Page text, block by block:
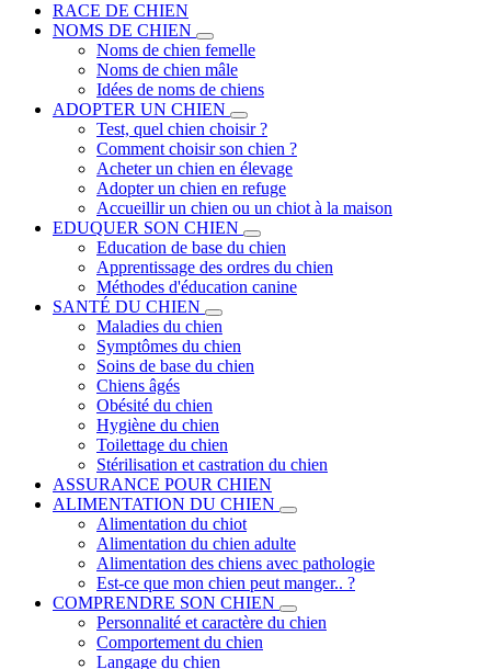
RACE DE CHIEN
NOMS DE CHIEN
Noms de chien femelle
Noms de chien mâle
Idées de noms de chiens
ADOPTER UN CHIEN
Test, quel chien choisir ?
Comment choisir son chien ?
Acheter un chien en élevage
Adopter un chien en refuge
Accueillir un chien ou un chiot à la maison
EDUQUER SON CHIEN
Education de base du chien
Apprentissage des ordres du chien
Méthodes d'éducation canine
SANTÉ DU CHIEN
Maladies du chien
Symptômes du chien
Soins de base du chien
Chiens âgés
Obésité du chien
Hygiène du chien
Toilettage du chien
Stérilisation et castration du chien
ASSURANCE POUR CHIEN
ALIMENTATION DU CHIEN
Alimentation du chiot
Alimentation du chien adulte
Alimentation des chiens avec pathologie
Est-ce que mon chien peut manger.. ?
COMPRENDRE SON CHIEN
Personnalité et caractère du chien
Comportement du chien
Langage du chien